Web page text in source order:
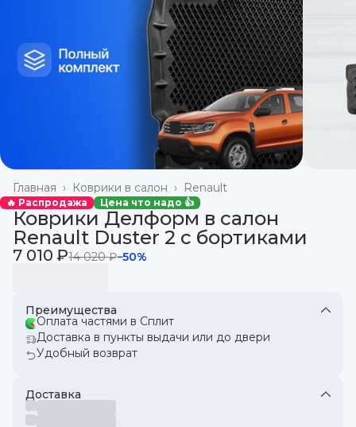
Renault
Коврики в салон ›
Главная ›
🔥 Распродажа Цена что надо 👍
Коврики Делформ в салон
Renault Duster 2 с бортиками
7 010 ₽14 020 ₽−50%
Преимущества
Оплата частями в Сплит
Доставка в пункты выдачи или до двери
Удобный возврат
Доставка